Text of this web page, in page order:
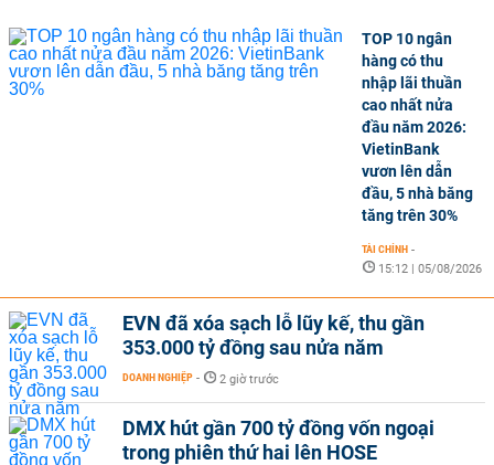
TOP 10 ngân
hàng có thu
nhập lãi thuần
cao nhất nửa
đầu năm 2026:
VietinBank
vươn lên dẫn
đầu, 5 nhà băng
tăng trên 30%
TÀI CHÍNH -
15:12 | 05/08/2026
EVN đã xóa sạch lỗ lũy kế, thu gần
353.000 tỷ đồng sau nửa năm
DOANH NGHIỆP - 2 giờ trước
DMX hút gần 700 tỷ đồng vốn ngoại
trong phiên thứ hai lên HOSE